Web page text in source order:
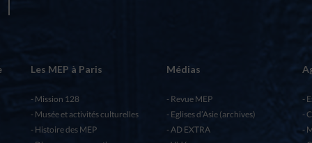
Les MEP à Paris
Mission 128
Musée et activités culturelles
Histoire des MEP
Médias
Revue MEP
Eglises d’Asie (archives)
AD EXTRA